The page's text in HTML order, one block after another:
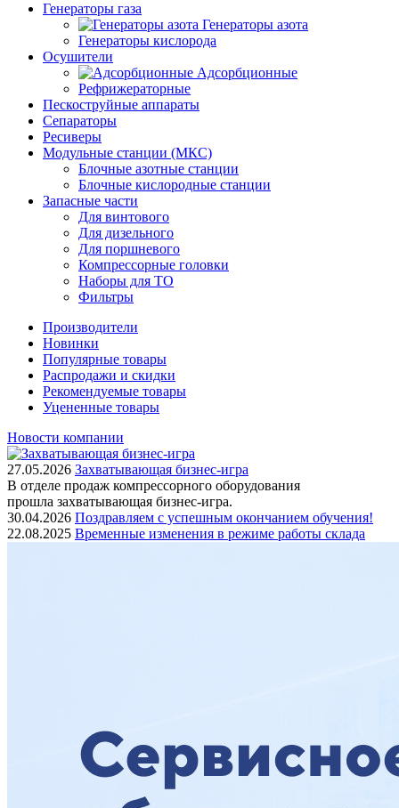
Генераторы газа
Генераторы азота
Генераторы кислорода
Осушители
Адсорбционные
Рефрижераторные
Пескоструйные аппараты
Сепараторы
Ресиверы
Модульные станции (МКС)
Блочные азотные станции
Блочные кислородные станции
Запасные части
Для винтового
Для дизельного
Для поршневого
Компрессорные головки
Наборы для ТО
Фильтры
Производители
Новинки
Популярные товары
Распродажи и скидки
Рекомендуемые товары
Уцененные товары
Новости компании
27.05.2026 Захватывающая бизнес-игра
В отделе продаж компрессорного оборудования
прошла захватывающая бизнес-игра.
30.04.2026 Поздравляем с успешным окончанием обучения!
22.08.2025 Временные изменения в режиме работы склада